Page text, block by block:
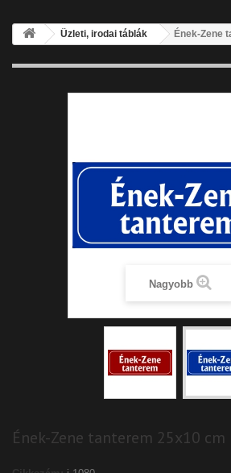
Üzleti, irodai táblák Ének-Zene
Nagyobb
Ének-Zene tanterem 25x10 cm